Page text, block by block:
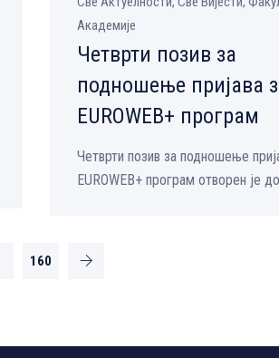
Академије
Четврти позив за
подношење пријава
EUROWEB+ програм
Четврти позив за подношење
EUROWEB+ програм отворен је
160